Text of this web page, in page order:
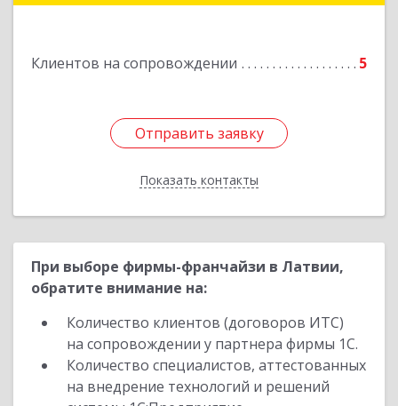
Клиентов на сопровождении 5
Отправить заявку
Показать контакты
Отправить заявку
Назад
При выборе фирмы-франчайзи в Латвии,
обратите внимание на:
Количество клиентов (договоров ИТС)
на сопровождении у партнера фирмы 1С.
Количество специалистов, аттестованных
на внедрение технологий и решений